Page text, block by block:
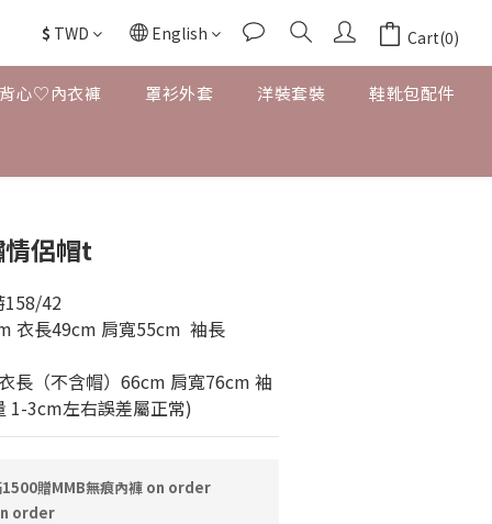
$ TWD English Cart(0)
背心♡內衣褲 罩衫外套 洋裝套裝 鞋靴包配件
侶帽t
158/42
1-3cm左右誤差屬正常)
贈MMB無痕內褲 on order
order